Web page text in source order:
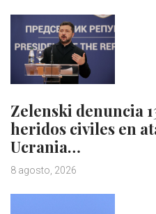
Zelenski denuncia
heridos civiles en
Ucrania…
8 agosto, 2026